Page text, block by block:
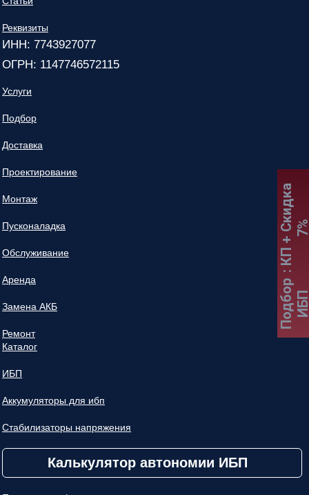
Реквизиты
ИНН: 7743927077
ОГРН: 1147746572115
Услуги
Подбор
Доставка
Проектирование
Монтаж
Пусконаладка
Обслуживание
Аренда
Замена АКБ
Ремонт
Каталог
ИБП
Аккумуляторы для ибп
Стабилизаторы напряжения
Калькулятор автономии ИБП
Подбор
:
К
П
+
С
к
и
д
к
а
7